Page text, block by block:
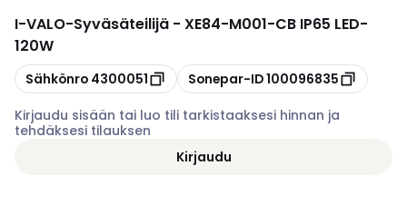
I-VALO-Syväsäteilijä - XE84-M001-CB IP65 LED-
120W
Kopioi
Sähkönro 4300051 Kopioi
Sonepar-ID100096835
Kirjaudu sisään tai luo tili tarkistaaksesi hinnan ja
tehdäksesi tilauksen
Kirjaudu